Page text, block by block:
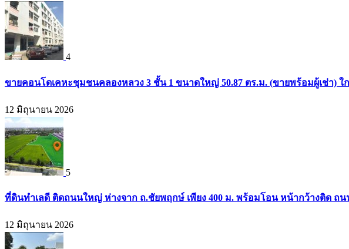
4
ขายคอนโดเคหะชุมชนคลองหลวง 3 ชั้น 1 ขนาดใหญ่ 50.87 ตร.ม. (ขายพร้อมผู้เช่า) ใก
12 มิถุนายน 2026
5
ที่ดินทำเลดี ติดถนนใหญ่ ห่างจาก ถ.ชัยพฤกษ์ เพียง 400 ม. พร้อมโอน หน้ากว้างติด ถน
12 มิถุนายน 2026